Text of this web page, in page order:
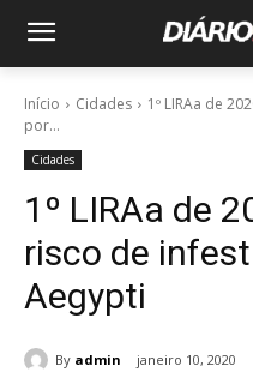
Início Cidades
1º LIRAa de
por...
Cidades
1º LIRAa de
risco de
Aegypti
By admin janeiro 10, 2020